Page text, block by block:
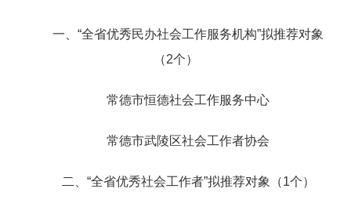
一、“全省优秀民办社会工作服务机构”拟推荐对象
（2个）
常德市恒德社会工作服务中心
常德市武陵区社会工作者协会
二、“全省优秀社会工作者”拟推荐对象（1个）